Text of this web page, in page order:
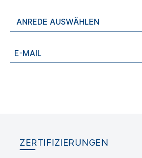
ZERTIFIZIERUNGEN